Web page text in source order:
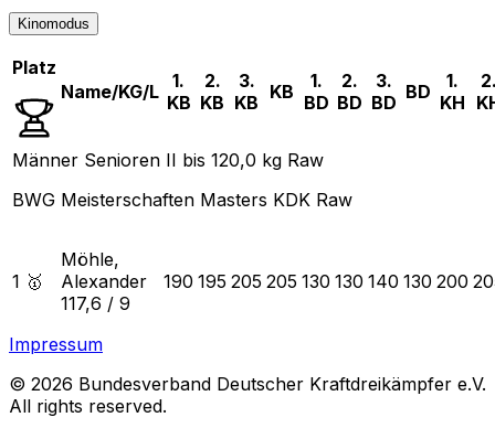
Kinomodus
Platz
Name/KG/L 1.
KB
2.
KB
3.
KB KB
1.
BD
2.
BD
3.
BD BD
1.
KH
Männer Senioren II bis 120,0 kg Raw
BWG Meisterschaften Masters KDK Raw
1 🥇
Möhle,
Alexander
117,6 / 9
190 195 205 205 130 130 140 130 200
Impressum
© 2026 Bundesverband Deutscher Kraftdreikämpfer e.V.
All rights reserved.